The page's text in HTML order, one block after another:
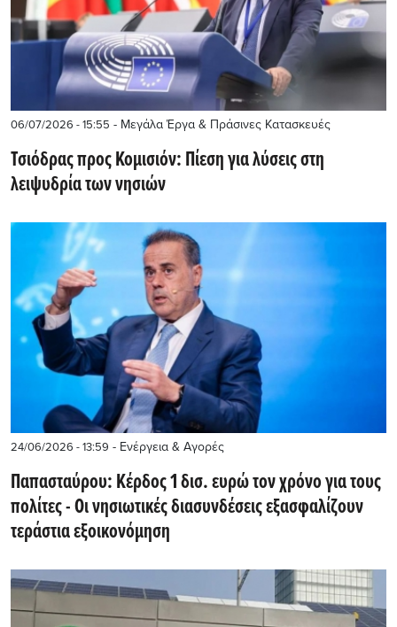
06/07/2026 - 15:55 - Μεγάλα Έργα & Πράσινες Κατασκευές
Τσιόδρας προς Κομισιόν: Πίεση για λύσεις στη
λειψυδρία των νησιών
24/06/2026 - 13:59 - Ενέργεια & Αγορές
Παπασταύρου: Κέρδος 1 δισ. ευρώ τον χρόνο για τους
πολίτες - Οι νησιωτικές διασυνδέσεις εξασφαλίζουν
τεράστια εξοικονόμηση